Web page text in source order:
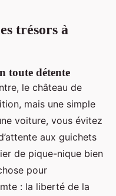
trésors à
toute détente
le château de
mais une simple
voiture, vous évitez
aux guichets
de pique-nique bien
pour
: la liberté de la